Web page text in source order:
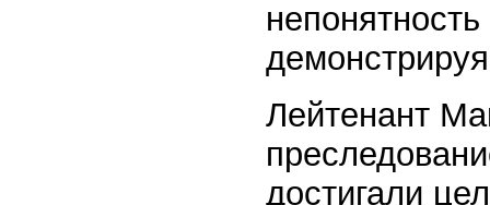
Лейтенант
достигали